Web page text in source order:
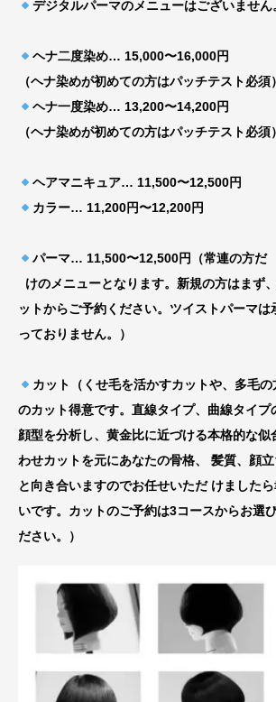
デジタルパーマのメニューはございません
ヘナ二度染め… 15,000〜16,000円
（ヘナ染めが初めての方はパッチテスト必須）
ヘナ一度染め… 13,200〜14,200円
（ヘナ染めが初めての方はパッチテスト必須）
ヘアマニキュア… 11,500〜12,500円
カラー… 11,200円〜12,200円
パーマ… 11,500〜12,500円（常連の方だ
けのメニューとなります。新規の方はまず
ッ トからご予約ください。ツイストパーマは
っておりません。）
カット（くせ毛を活かすカットや、多毛の
のカット得意です。直線タイプ、曲線タイプ
顔型を分析し、黄金比に近づける本格的な似
わせカットを元にあなたの骨格、
髪質、顔立
と向き合いますのでお任せいただ けました
いです。カットのご予約は3コースからお選
ださい。）